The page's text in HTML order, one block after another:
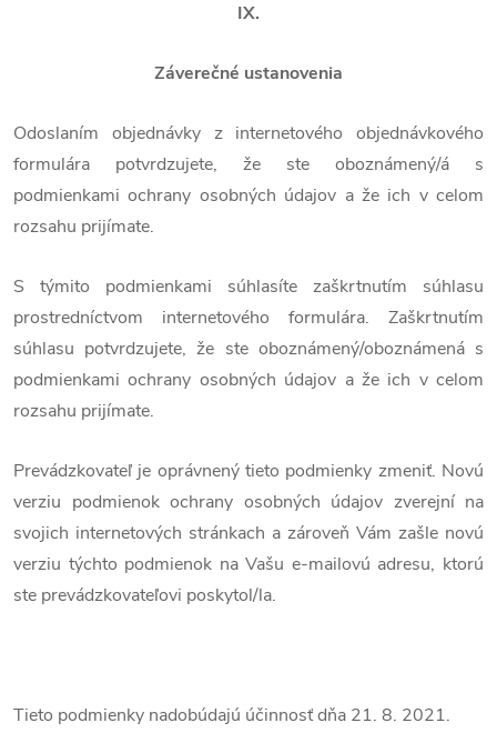
IX.
Záverečné ustanovenia
Odoslaním objednávky z internetového objednávkového
formulára potvrdzujete, že ste oboznámený/á s
podmienkami ochrany osobných údajov a že ich v celom
rozsahu prijímate.
S týmito podmienkami súhlasíte zaškrtnutím súhlasu
prostredníctvom internetového formulára. Zaškrtnutím
súhlasu potvrdzujete, že ste oboznámený/oboznámená s
podmienkami ochrany osobných údajov a že ich v celom
rozsahu prijímate.
Prevádzkovateľ je oprávnený tieto podmienky zmeniť. Novú
verziu podmienok ochrany osobných údajov zverejní na
svojich internetových stránkach a zároveň Vám zašle novú
verziu týchto podmienok na Vašu e-mailovú adresu, ktorú
ste prevádzkovateľovi poskytol/la.
Tieto podmienky nadobúdajú účinnosť dňa 21. 8. 2021.